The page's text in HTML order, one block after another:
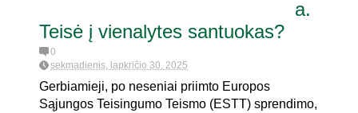
a.
Teisė į vienalytes santuokas?
0
sekmadienis, lapkričio 30, 2025
Gerbiamieji, po neseniai priimto Europos
Sąjungos Teisingumo Teismo (ESTT) sprendimo,